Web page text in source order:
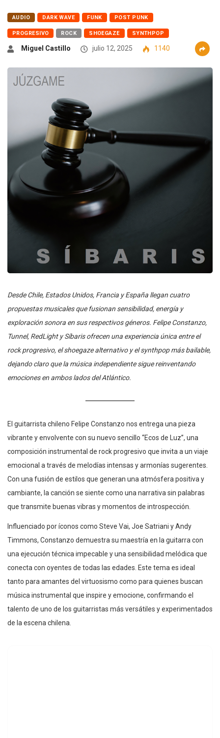
AUDIO DARK WAVE FUNK POST PUNK
PROGRESIVO ROCK SHOEGAZE SYNTHPOP
Miguel Castillo julio 12, 2025 1140
Desde Chile, Estados Unidos, Francia y España llegan cuatro
propuestas musicales que fusionan sensibilidad, energía y
exploración sonora en sus respectivos géneros. Felipe Constanzo,
Tunnel, RedLight y Síbaris ofrecen una experiencia única entre el
rock progresivo, el shoegaze alternativo y el synthpop más bailable,
dejando claro que la música independiente sigue reinventando
emociones en ambos lados del Atlántico.
El guitarrista chileno Felipe Constanzo nos entrega una pieza
vibrante y envolvente con su nuevo sencillo “Ecos de Luz”, una
composición instrumental de rock progresivo que invita a un viaje
emocional a través de melodías intensas y armonías sugerentes.
Con una fusión de estilos que generan una atmósfera positiva y
cambiante, la canción se siente como una narrativa sin palabras
que transmite buenas vibras y momentos de introspección.
Influenciado por íconos como Steve Vai, Joe Satriani y Andy
Timmons, Constanzo demuestra su maestría en la guitarra con
una ejecución técnica impecable y una sensibilidad melódica que
conecta con oyentes de todas las edades. Este tema es ideal
tanto para amantes del virtuosismo como para quienes buscan
música instrumental que inspire y emocione, confirmando el
talento de uno de los guitarristas más versátiles y experimentados
de la escena chilena.